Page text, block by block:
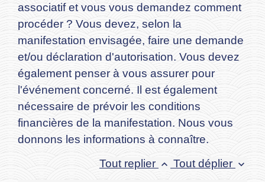
associatif et vous vous demandez comment
procéder ? Vous devez, selon la
manifestation envisagée, faire une demande
et/ou déclaration d'autorisation. Vous devez
également penser à vous assurer pour
l'événement concerné. Il est également
nécessaire de prévoir les conditions
financières de la manifestation. Nous vous
donnons les informations à connaître.
Tout replier keyboard_arrow_up Tout déplier keyboard_arrow_down